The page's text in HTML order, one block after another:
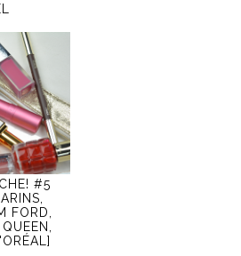
#5
FORD,